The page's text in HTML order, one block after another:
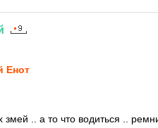
Енот
змей .. а то что водиться ..